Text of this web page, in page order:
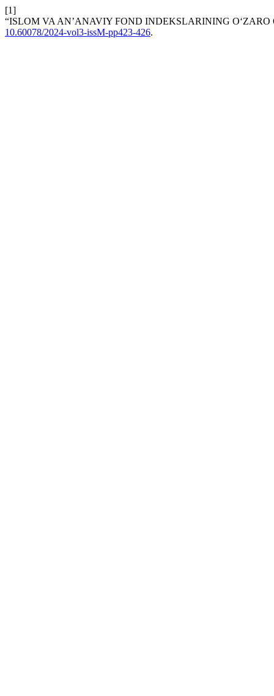
[1]
“ISLOM VA AN’ANAVIY FOND INDEKSLARINING
10.60078/2024-vol3-issM-pp423-426.